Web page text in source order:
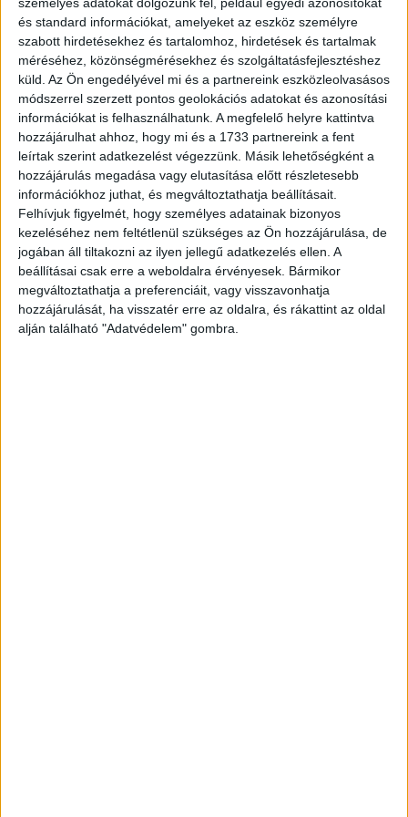
és standard információkat, amelyeket az eszköz személyre
szabott hirdetésekhez és tartalomhoz, hirdetések és tartalmak
méréséhez, közönségmérésekhez és szolgáltatásfejlesztéshez
küld. Az Ön engedélyével mi és a partnereink eszközleolvasásos
módszerrel szerzett pontos geolokációs adatokat és azonosítási
információkat is felhasználhatunk. A megfelelő helyre kattintva
hozzájárulhat ahhoz, hogy mi és a 1733 partnereink a fent
leírtak szerint adatkezelést végezzünk. Másik lehetőségként a
hozzájárulás megadása vagy elutasítása előtt részletesebb
információkhoz juthat, és megváltoztathatja beállításait.
Felhívjuk figyelmét, hogy személyes adatainak bizonyos
kezeléséhez nem feltétlenül szükséges az Ön hozzájárulása, de
jogában áll tiltakozni az ilyen jellegű adatkezelés ellen. A
beállításai csak erre a weboldalra érvényesek. Bármikor
megváltoztathatja a preferenciáit, vagy visszavonhatja
hozzájárulását, ha visszatér erre az oldalra, és rákattint az oldal
alján található "Adatvédelem" gombra.
A Pepco Group megerősítette 2026-os előrejelzését: 6-
8%-os árbevétel-növekedéssel, alacsony kétszámjegyű
EBITDA-bővüléssel és legalább 50%-os korrigált nettó
eredménynövekedéssel számol.
OLVASTA MÁR?